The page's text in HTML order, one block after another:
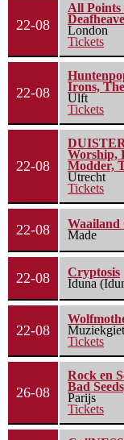
22-08
All Points
London
Tickets
22-08
Irons,
Ulft
Tickets
22-08
Worship,
Modder,
Utrecht
Tickets
22-08
Waailand
Made
22-08
Cryptosis
Iduna
22-08
Tickets
26-08
Rock en
Bad
Parijs
Tickets